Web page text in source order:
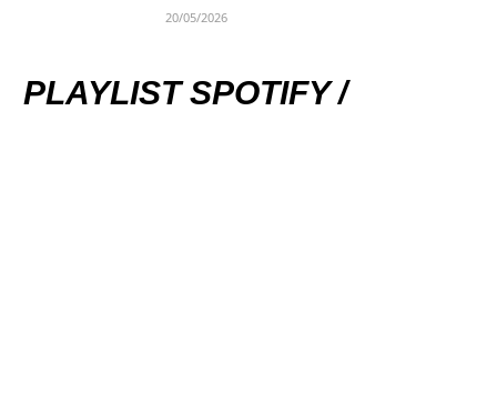
20/05/2026
PLAYLIST SPOTIFY /